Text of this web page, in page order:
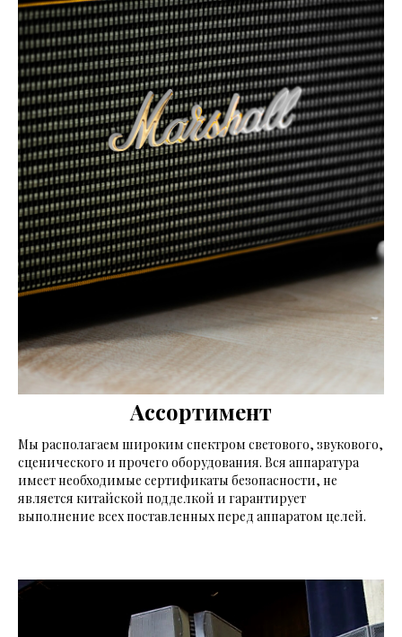
Ассортимент
Мы располагаем широким спектром светового, звукового,
сценического и прочего оборудования. Вся аппаратура
имеет необходимые сертификаты безопасности, не
является китайской подделкой и гарантирует
выполнение всех поставленных перед аппаратом целей.